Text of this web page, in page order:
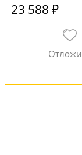
23 588 ₽